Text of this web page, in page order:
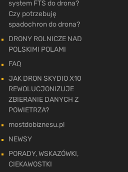
system FTS do drona?
Czy potrzebuję
spadochron do drona?
DRONY ROLNICZE NAD
POLSKIMI POLAMI
FAQ
JAK DRON SKYDIO X10
REWOLUCJONIZUJE
ZBIERANIE DANYCH Z
POWIETRZA?
mostdobiznesu.pl
NEWSY
PORADY, WSKAZÓWKI,
CIEKAWOSTKI